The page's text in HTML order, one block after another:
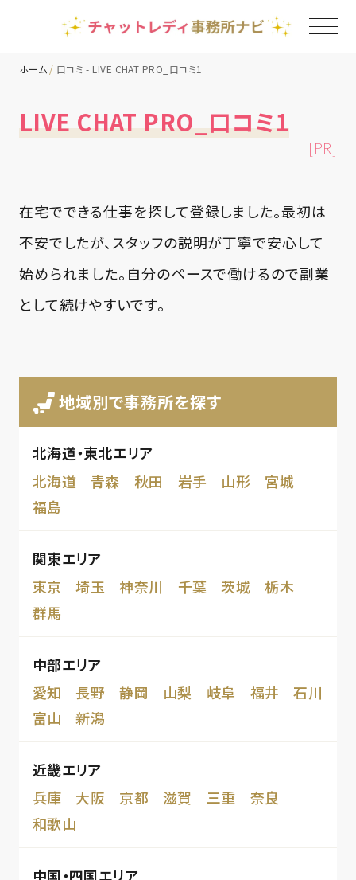
地域別ランキング
コラム
ホーム 口コミ - LIVE CHAT PRO_口コミ1
LIVE CHAT PRO_口コミ1
[PR]
在宅でできる仕事を探して登録しました。最初は
不安でしたが、スタッフの説明が丁寧で安心して
始められました。自分のペースで働けるので副業
として続けやすいです。
地域別で事務所を探す
北海道・東北エリア
北海道
青森 秋田 岩手 山形
宮城
福島
関東エリア
東京
埼玉 神奈川 千葉 茨城
栃木
群馬
中部エリア
愛知
長野 静岡 山梨 岐阜 福井
石川
富山
新潟
近畿エリア
兵庫
大阪 京都 滋賀 三重
奈良
和歌山
中国・四国エリア